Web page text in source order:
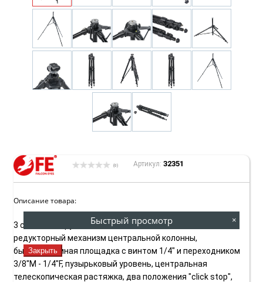
(0) Артикул: 32351
Описание товара:
3 секции, нагрузка до 12 кг, высота от 42 до 200 см,
редукторный механизм центральной колонны,
быстросъемная площадка с винтом 1/4" и переходником
3/8"M - 1/4"F, пузырьковый уровень, центральная
телескопическая растяжка, два положения "click stop",
Быстрый просмотр ×
Закрыть